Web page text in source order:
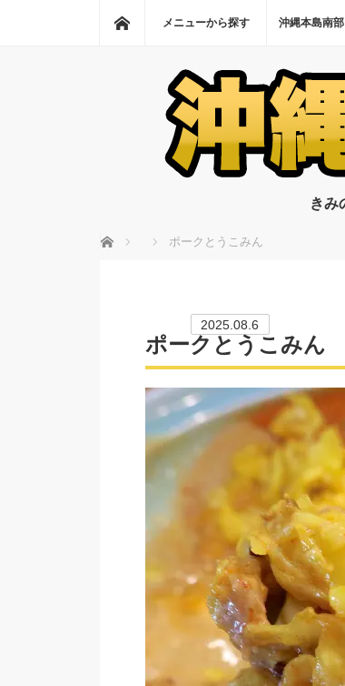
ホーム
メニューから探す 沖縄本島南
きみ
ホーム ポークとうこみん
2025.08.6
ポークとうこみん